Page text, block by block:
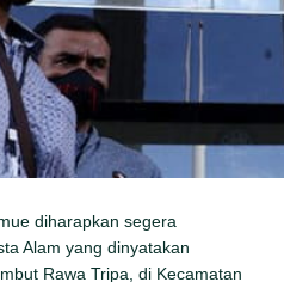
diharapkan segera
Alam yang dinyatakan
Rawa Tripa, di Kecamatan